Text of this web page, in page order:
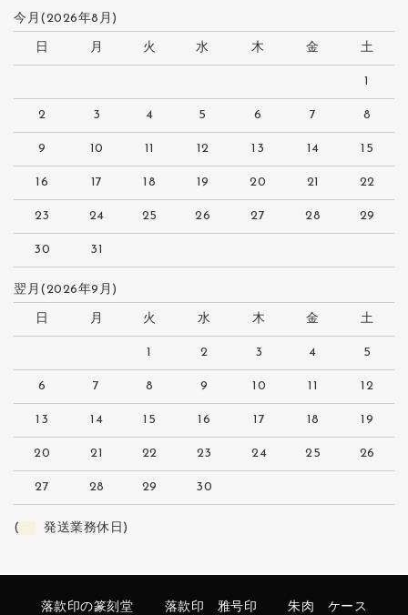
今月(2026年8月)
日 月 火 水 木 金 土
1
2 3 4 5 6 7 8
9 10 11 12 13 14 15
16 17 18 19 20 21 22
23 24 25 26 27 28 29
30 31
翌月(2026年9月)
日 月 火 水 木 金 土
1 2 3 4 5
6 7 8 9 10 11 12
13 14 15 16 17 18 19
20 21 22 23 24 25 26
27 28 29 30
( 発送業務休日)
落款印の篆刻堂 落款印 雅号印 朱肉 ケース